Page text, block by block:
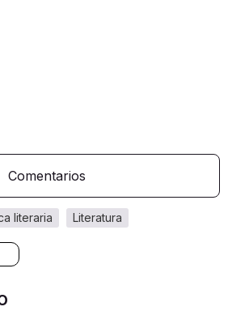
Comentarios
literatura
literaria